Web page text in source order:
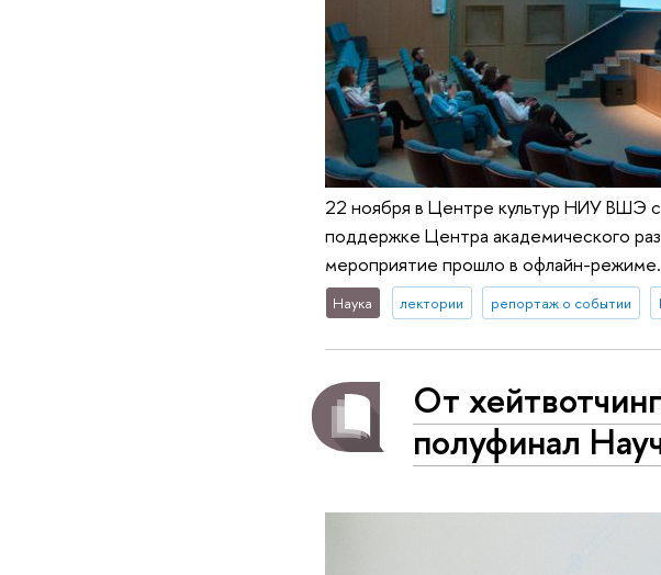
22 ноября в Центре культур НИУ ВШЭ
поддержке Центра академического
мероприятие прошло в офлайн-режиме.
Наука лектории репортаж о событии
От
полуфинал